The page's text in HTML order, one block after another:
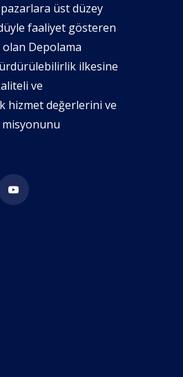
üst düzey
faaliyet gösteren
Depolama
ilkesine
ve
hizmet değerlerini ve
misyonunu